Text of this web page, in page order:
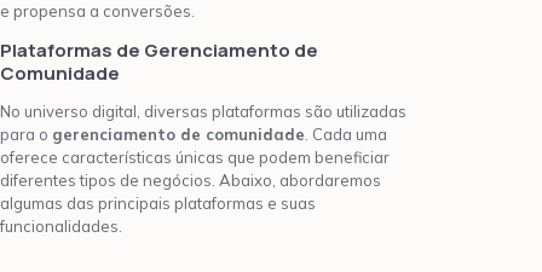
e propensa a conversões.
Plataformas de Gerenciamento de
Comunidade
No universo digital, diversas plataformas são utilizadas
para o gerenciamento de comunidade . Cada uma
oferece características únicas que podem beneficiar
diferentes tipos de negócios. Abaixo, abordaremos
algumas das principais plataformas e suas
funcionalidades.